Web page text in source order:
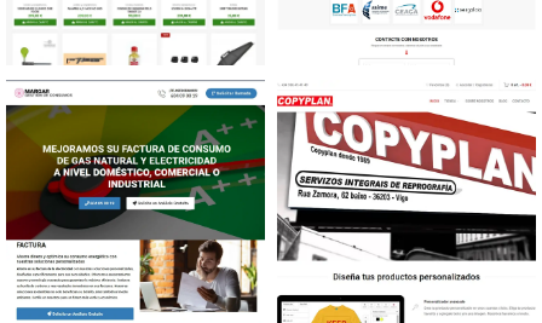
Diseño tienda online
Armería y complementos
Diseño web Diseño e
impresión 3D